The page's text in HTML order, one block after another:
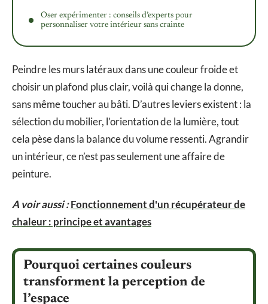
Oser expérimenter : conseils d’experts pour
personnaliser votre intérieur sans crainte
Peindre les murs latéraux dans une couleur froide et
choisir un plafond plus clair, voilà qui change la donne,
sans même toucher au bâti. D’autres leviers existent : la
sélection du mobilier, l’orientation de la lumière, tout
cela pèse dans la balance du volume ressenti. Agrandir
un intérieur, ce n’est pas seulement une affaire de
peinture.
A voir aussi :Fonctionnement d'un récupérateur de
chaleur : principe et avantages
Pourquoi certaines couleurs
transforment la perception de
l’espace